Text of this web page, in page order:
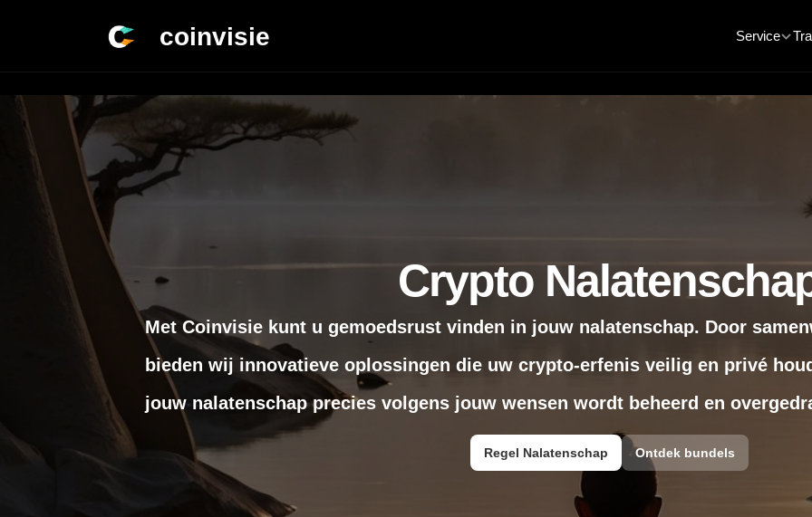
coinvisie Service
Crypto
Met Coinvisie kunt u gemoedsrust vinden in jouw nalatenschap. Door
bieden wij innovatieve oplossingen die uw crypto-erfenis veilig en privé
jouw nalatenschap precies volgens jouw wensen wordt beheerd en
Regel Nalatenschap Ontdek bundels